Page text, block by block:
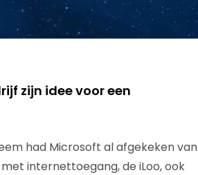
zijn idee voor een
had Microsoft al afgekeken van
internettoegang, de iLoo, ook